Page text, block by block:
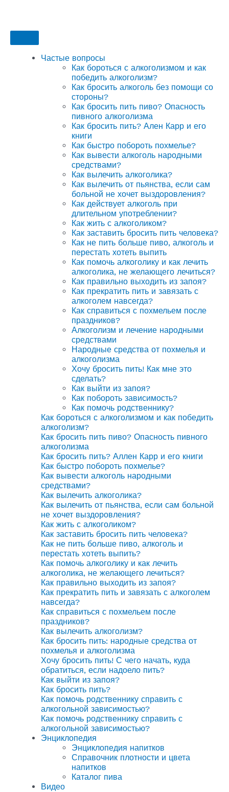
Частые вопросы
Как бороться с алкоголизмом и как
победить алкоголизм?
Как бросить алкоголь без помощи со
стороны?
Как бросить пить пиво? Опасность
пивного алкоголизма
Как бросить пить? Ален Карр и его
книги
Как быстро побороть похмелье?
Как вывести алкоголь народными
средствами?
Как вылечить алкоголика?
Как вылечить от пьянства, если сам
больной не хочет выздоровления?
Как действует алкоголь при
длительном употреблении?
Как жить с алкоголиком?
Как заставить бросить пить человека?
Как не пить больше пиво, алкоголь и
перестать хотеть выпить
Как помочь алкоголику и как лечить
алкоголика, не желающего лечиться?
Как правильно выходить из запоя?
Как прекратить пить и завязать с
алкоголем навсегда?
Как справиться с похмельем после
праздников?
Алкоголизм и лечение народными
средствами
Народные средства от похмелья и
алкоголизма
Хочу бросить пить! Как мне это
сделать?
Как выйти из запоя?
Как побороть зависимость?
Как помочь родственнику?
Как бороться с алкоголизмом и как победить
алкоголизм?
Как бросить пить пиво? Опасность пивного
алкоголизма
Как бросить пить? Аллен Карр и его книги
Как быстро побороть похмелье?
Как вывести алкоголь народными
средствами?
Как вылечить алкоголика?
Как вылечить от пьянства, если сам больной
не хочет выздоровления?
Как жить с алкоголиком?
Как заставить бросить пить человека?
Как не пить больше пиво, алкоголь и
перестать хотеть выпить?
Как помочь алкоголику и как лечить
алкоголика, не желающего лечиться?
Как правильно выходить из запоя?
Как прекратить пить и завязать с алкоголем
навсегда?
Как справиться с похмельем после
праздников?
Как вылечить алкоголизм?
Как бросить пить: народные средства от
похмелья и алкоголизма
Хочу бросить пить! С чего начать, куда
обратиться, если надоело пить?
Как выйти из запоя?
Как бросить пить?
Как помочь родственнику справить с
алкогольной зависимостью?
Как помочь родственнику справить с
алкогольной зависимостью?
Энциклопедия
Энциклопедия напитков
Справочник плотности и цвета
напитков
Каталог пива
Видео